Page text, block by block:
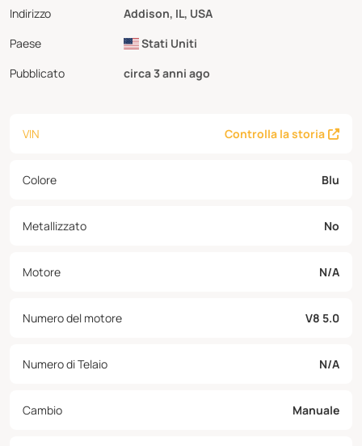
Indirizzo
Addison, IL, USA
Paese
Stati Uniti
Pubblicato
circa 3 anni ago
VIN Controlla la storia
Colore Blu
Metallizzato No
Motore N/A
Numero del motore V8 5.0
Numero di Telaio N/A
Cambio Manuale